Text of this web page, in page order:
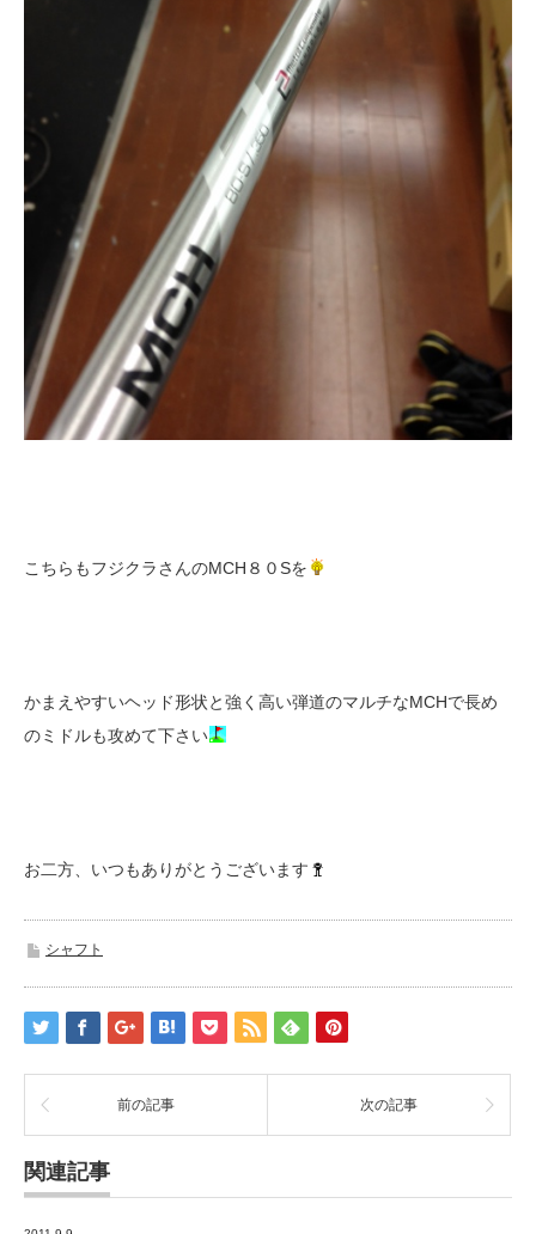
こちらもフジクラさんのMCH８０Sを
かまえやすいヘッド形状と強く高い弾道のマルチなMCHで長め
のミドルも攻めて下さい
お二方、いつもありがとうございます
シャフト
前の記事 次の記事
関連記事